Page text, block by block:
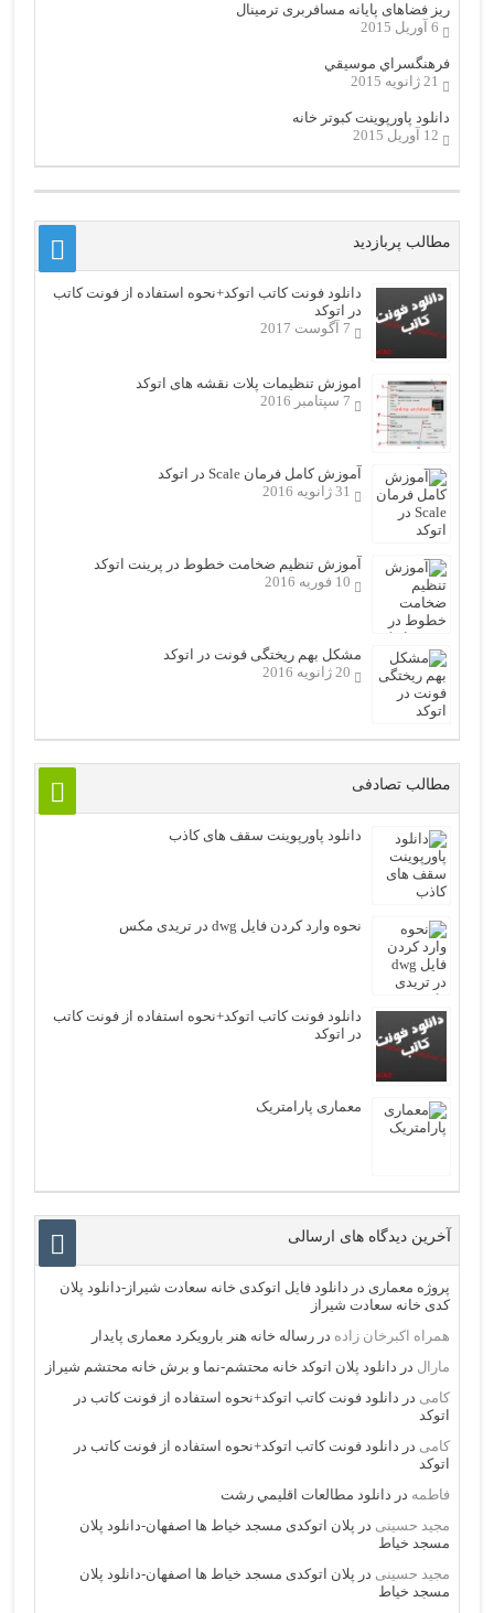
ریز فضاهای پایانه مسافربری ترمینال
6 آوریل 2015
فرهنگسراي موسيقي
21 ژانویه 2015
دانلود پاورپوینت کبوتر خانه
12 آوریل 2015
مطالب پربازدید
دانلود فونت کاتب اتوکد+نحوه استفاده از فونت کاتب
در اتوکد
7 آگوست 2017
اموزش تنظیمات پلات نقشه های اتوکد
7 سپتامبر 2016
آموزش کامل فرمان Scale در اتوکد
31 ژانویه 2016
آموزش تنظیم ضخامت خطوط در پرینت اتوکد
10 فوریه 2016
مشکل بهم ریختگی فونت در اتوکد
20 ژانویه 2016
مطالب تصادفی
دانلود پاورپوینت سقف های کاذب
نحوه وارد کردن فایل dwg در تریدی مکس
دانلود فونت کاتب اتوکد+نحوه استفاده از فونت کاتب
در اتوکد
معماری پارامتریک
آخرین دیدگاه های ارسالی
پروژه معماری در دانلود فایل اتوکدی خانه سعادت شیراز-دانلود پلان
کدی خانه سعادت شیراز
همراه اکبرخان زاده دررساله خانه هنر بارویکرد معماری پایدار
مارال در دانلود پلان اتوکد خانه محتشم-نما و برش خانه محتشم شیراز
کامی در دانلود فونت کاتب اتوکد+نحوه استفاده از فونت کاتب در
اتوکد
کامی در دانلود فونت کاتب اتوکد+نحوه استفاده از فونت کاتب در
اتوکد
فاطمه در دانلود مطالعات اقليمي رشت
مجید حسینی در پلان اتوکدی مسجد خیاط ها اصفهان-دانلود پلان
مسجد خیاط
مجید حسینی در پلان اتوکدی مسجد خیاط ها اصفهان-دانلود پلان
مسجد خیاط